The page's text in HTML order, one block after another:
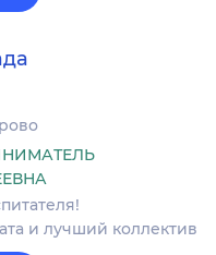
и лучший коллектив